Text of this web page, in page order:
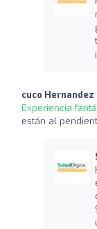
cuco Hernandez
Experiencia
están al